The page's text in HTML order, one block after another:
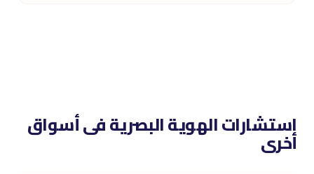
استشارات الهوية البصرية فى أسواق
أخرى